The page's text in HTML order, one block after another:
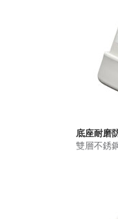
底座耐磨
雙層不銹